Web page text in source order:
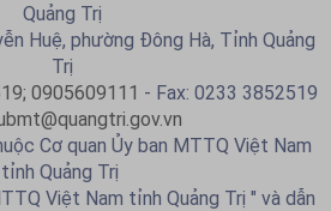
Quảng Trị
Huệ, phường Đông Hà, Tỉnh Quảng
Trị
0905609111 - Fax: 0233 3852519
Cơ quan Ủy ban MTTQ Việt Nam
tỉnh Quảng Trị
Việt Nam tỉnh Quảng Trị " và dẫn